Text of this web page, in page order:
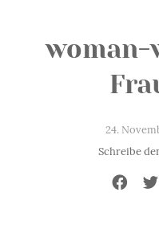
woman-
24.
Schreibe